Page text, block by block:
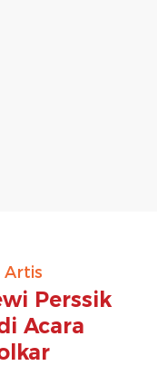
Artis
Perssik
Acara